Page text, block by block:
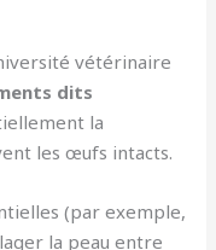
vétérinaire
dits
la
les œufs intacts.
(par exemple,
la peau entre